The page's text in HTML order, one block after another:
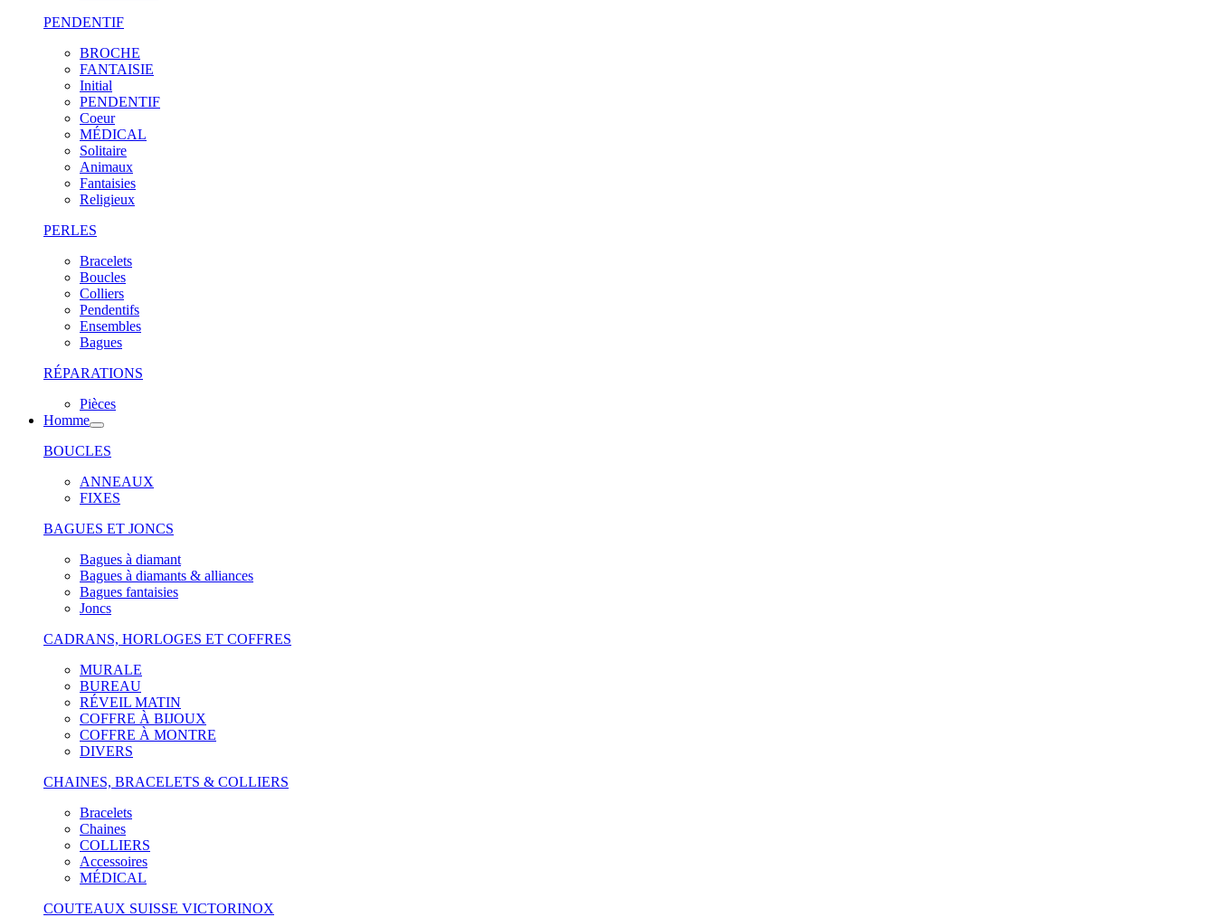
PENDENTIF
BROCHE
FANTAISIE
Initial
PENDENTIF
Coeur
MÉDICAL
Solitaire
Animaux
Fantaisies
Religieux
PERLES
Bracelets
Boucles
Colliers
Pendentifs
Ensembles
Bagues
RÉPARATIONS
Pièces
Homme
BOUCLES
ANNEAUX
FIXES
BAGUES ET JONCS
Bagues à diamant
Bagues à diamants & alliances
Bagues fantaisies
Joncs
CADRANS, HORLOGES ET COFFRES
MURALE
BUREAU
RÉVEIL MATIN
COFFRE À BIJOUX
COFFRE À MONTRE
DIVERS
CHAINES, BRACELETS & COLLIERS
Bracelets
Chaines
COLLIERS
Accessoires
MÉDICAL
COUTEAUX SUISSE VICTORINOX